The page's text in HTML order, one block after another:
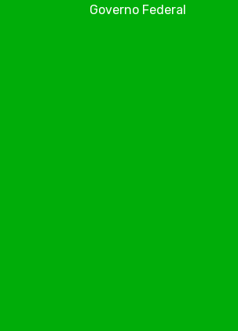
Governo Federal